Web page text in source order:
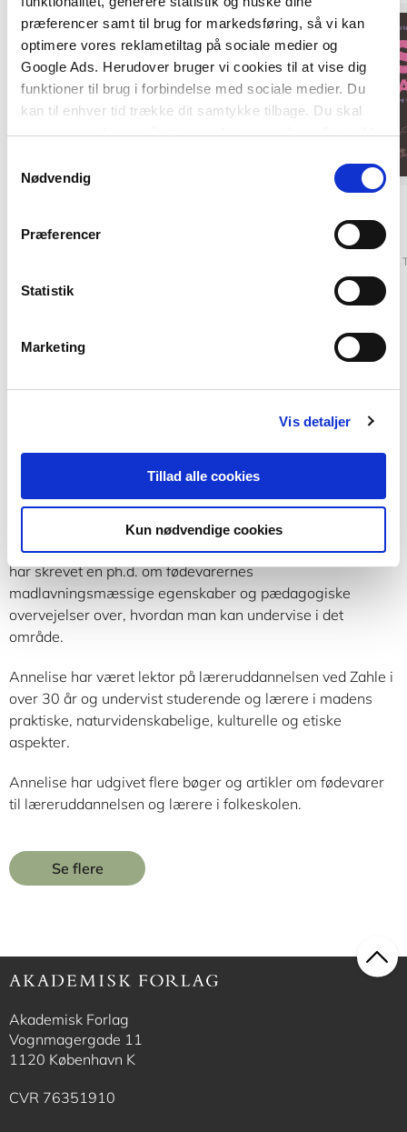
præferencer samt til brug for markedsføring, så vi kan
optimere vores reklametiltag på sociale medier og
Google Ads. Herudover bruger vi cookies til at vise dig
funktioner til brug i forbindelse med sociale medier. Du
kan til enhver tid trække dit samtykke tilbage. Du skal
være opmærksom på, at vores hjemmeside muligvis ikke
tilbagetrækker et samtykke.
Nødvendig
Præferencer
Statistik
Marketing
Vis detaljer
Tillad alle cookies
Kun nødvendige cookies
Madgrundbogen
679,95 KR.
LST til alle
289,95 KR.
Annelise Terndrup Pedersen
Annelise Terndrup Pedersen er civilingeniør i kemi og har
studeret Advanced Food Technology ved MIT i USA. Hun
har skrevet en ph.d. om fødevarernes
madlavningsmæssige egenskaber og pædagogiske
overvejelser over, hvordan man kan undervise i det
område.
Annelise har været lektor på læreruddannelsen ved Zahle i
over 30 år og undervist studerende og lærere i madens
praktiske, naturvidenskabelige, kulturelle og etiske
aspekter.
Annelise har udgivet flere bøger og artikler om fødevarer
til læreruddannelsen og lærere i folkeskolen.
Se flere
Akademisk Forlag
Vognmagergade 11
1120 København K
CVR 76351910